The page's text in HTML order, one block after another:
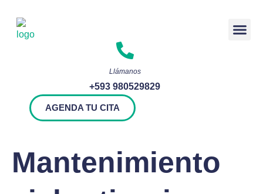
Llámanos
+593 980529829
AGENDA TU CITA
Mantenimiento